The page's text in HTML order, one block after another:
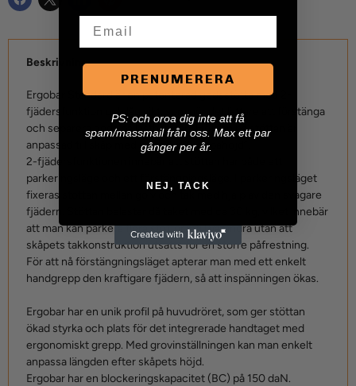
Beskrivning
Ergobar Standard är en patenterad godsstötta med 2-
fjädersfunktion och låg vikt, som gör det lättare att förstänga
och separera gods på lastbäraren. Höjden på stöttan är
anpassad till skåp med invändig ”Europahöjd”.
2-fjädersfunktionen innebär att stöttan har både ett
parkeringsläge och ett förstängningsläge. I parkeringsläget
fixeras stöttan mellan golv och tak med hjälp av den svagare
fjädern. Stöttan belastar då taket med ca 30 kg, vilket innebär
att man kan parkera flera stöttor intill varandra utan att
skåpets takkonstruktion utsätts för en större påfrestning.
För att nå förstängningsläget apterar man med ett enkelt
handgrepp den kraftigare fjädern, så att inspänningen ökas.
Ergobar har en unik profil på huvudröret, som ger stöttan
ökad styrka och plats för det integrerade handtaget med
ergonomiskt grepp. Med grovinställningen kan man enkelt
anpassa längden efter skåpets höjd.
Ergobar har en blockeringskapacitet (BC) på 150 daN.
PRENUMERERA
PS: och oroa dig inte att få
spam/massmail från oss. Max ett par
gånger per år.
NEJ, TACK